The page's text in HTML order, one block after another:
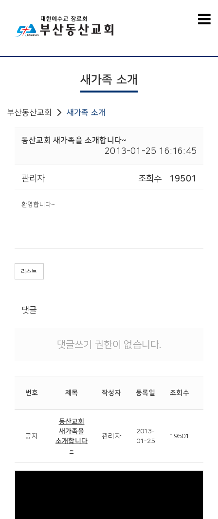
새가족 소개
부산동산교회 새가족 소개
동산교회 새가족을 소개합니다~
2013-01-25 16:16:45
관리자 조회수 19501
환영합니다~
리스트
댓글
댓글쓰기 권한이 없습니다.
번호 제목 작성자 등록일 조회수
공지
동산교회
새가족을
소개합니다
~
관리자
2013-
01-25
19501